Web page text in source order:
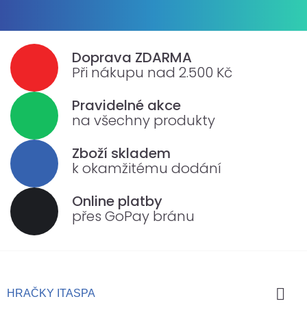
Doprava ZDARMA
Při nákupu nad 2.500 Kč
Pravidelné akce
na všechny produkty
Zboží skladem
k okamžitému dodání
Online platby
přes GoPay bránu
HRAČKY ITASPA 